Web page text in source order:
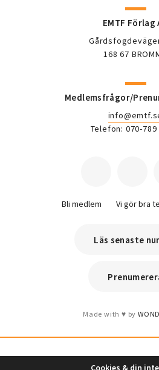
Cookies & din
EMTF Förlag
168 67
Medlemsfrågor/
Telefon: 070-789
Bli medlem Vi gör bra
Läs senaste
Made with by